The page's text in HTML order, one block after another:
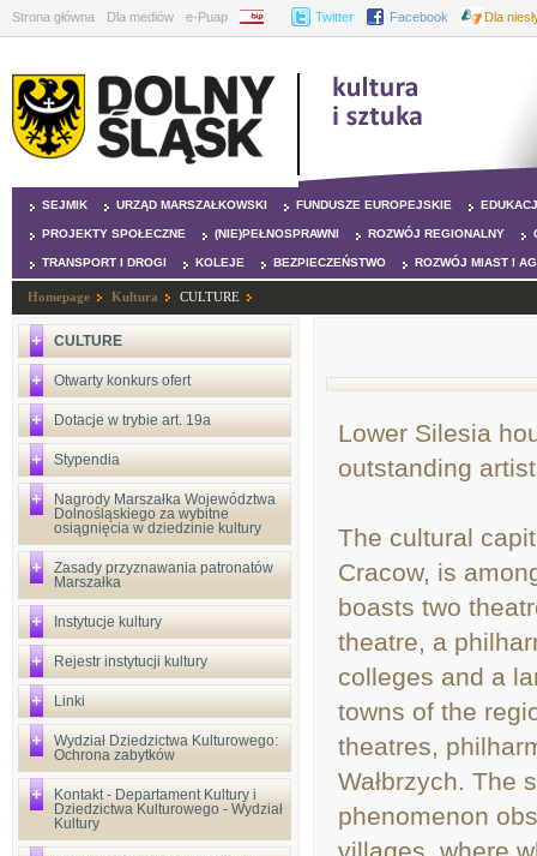
Strona główna Dla mediów e-Puap BIP Twitter Facebook Dla
SEJMIK URZĄD MARSZAŁKOWSKI FUNDUSZE EUROPEJSKIE
PROJEKTY SPOŁECZNE (NIE)PEŁNOSPRAWNI ROZWÓJ REGIONALNY
TRANSPORT I DROGI KOLEJE BEZPIECZEŃSTWO ROZWÓJ MIAST I
Homepage Kultura CULTURE
CULTURE
Otwarty konkurs ofert
Dotacje w trybie art. 19a
Stypendia
Nagrody Marszałka Województwa
Dolnośląskiego za wybitne
osiągnięcia w dziedzinie kultury
Zasady przyznawania patronatów
Marszałka
Instytucje kultury
Rejestr instytucji kultury
Linki
Wydział Dziedzictwa Kulturowego:
Ochrona zabytków
Kontakt - Departament Kultury i
Dziedzictwa Kulturowego - Wydział
Kultury
Lower Silesia
outstanding
The cultural
Cracow, is
boasts two
theatre, a
colleges and a
towns of the
theatres,
Wałbrzych. The
phenomenon